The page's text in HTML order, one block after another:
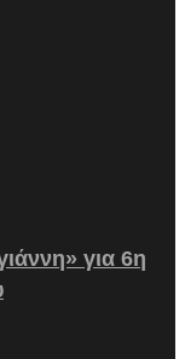
για 6η